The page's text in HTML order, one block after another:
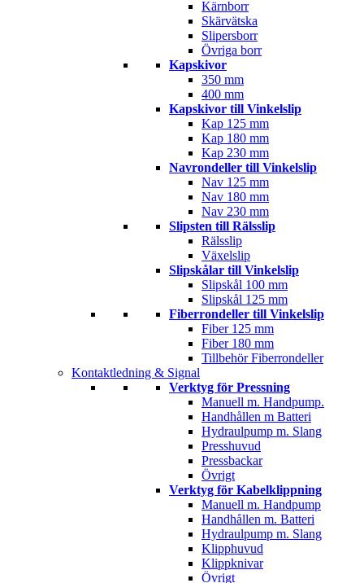
Kärnborr
Skärvätska
Slipersborr
Övriga borr
Kapskivor
350 mm
400 mm
Kapskivor till Vinkelslip
Kap 125 mm
Kap 180 mm
Kap 230 mm
Navrondeller till Vinkelslip
Nav 125 mm
Nav 180 mm
Nav 230 mm
Slipsten till Rälsslip
Rälsslip
Växelslip
Slipskålar till Vinkelslip
Slipskål 100 mm
Slipskål 125 mm
Fiberrondeller till Vinkelslip
Fiber 125 mm
Fiber 180 mm
Tillbehör Fiberrondeller
Kontaktledning & Signal
Verktyg för Pressning
Manuell m. Handpump.
Handhållen m Batteri
Hydraulpump m. Slang
Presshuvud
Pressbackar
Övrigt
Verktyg för Kabelklippning
Manuell m. Handpump
Handhållen m. Batteri
Hydraulpump m. Slang
Klipphuvud
Klippknivar
Övrigt